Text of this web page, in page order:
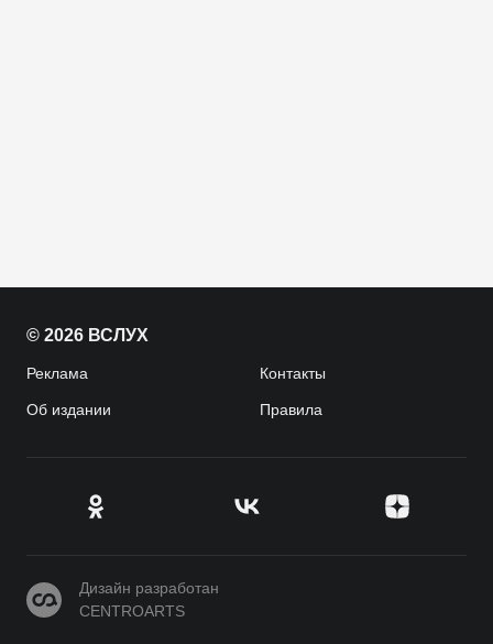
© 2026 ВСЛУХ
Реклама Контакты
Об издании Правила
CENTROARTS